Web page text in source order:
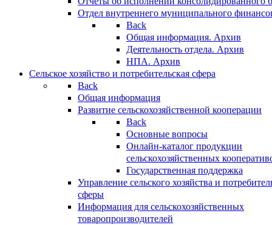
Отдел внутреннего муниципального
Back
Общая информация. Архив
Деятельность отдела. Архив
НПА. Архив
Сельское хозяйство и потребительская сфера
Back
Общая информация
Развитие сельскохозяйственной кооперации
Back
Основные вопросы
Онлайн-каталог продукции
сельскохозяйственных
Государственная поддержка
Управление сельского хозяйства и
сферы
Информация для сельскохозяйственных
товаропроизводителей